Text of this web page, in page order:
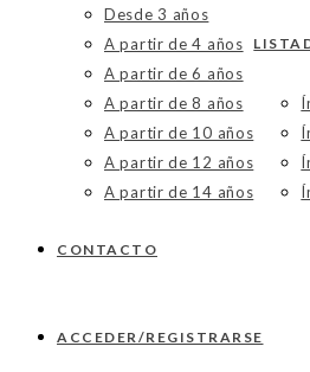
Desde 3 años
A partir de 4 años
A partir de 6 años
A partir de 8 años
A partir de 10 años
A partir de 12 años
A partir de 14 años
CONTACTO
ACCEDER/REGISTRARSE